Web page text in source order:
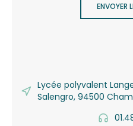
ENVOYER
Lycée polyvalent
Salengro, 94500